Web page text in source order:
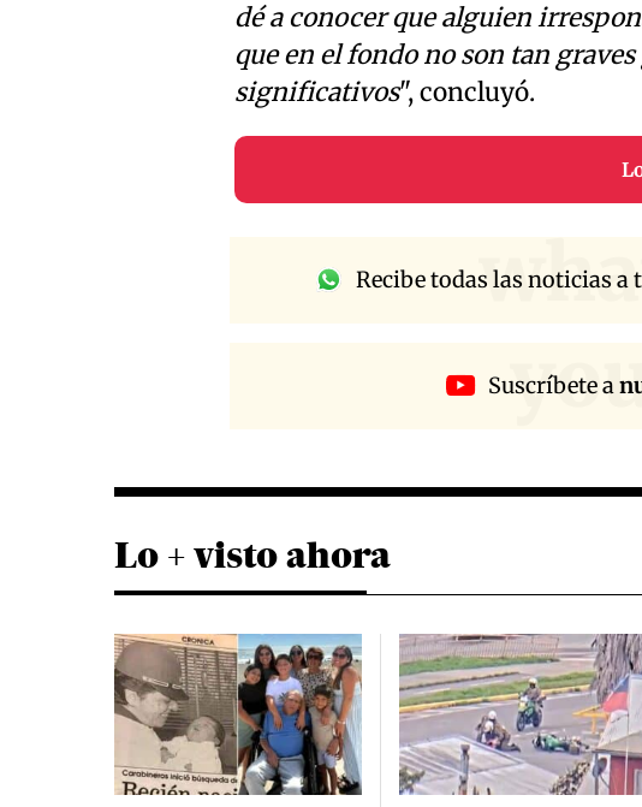
dé a conocer que alguien
que en el fondo no son tan
significativos", concluyó.
Recibe todas las noticias a
Suscríbete a
Lo + visto ahora